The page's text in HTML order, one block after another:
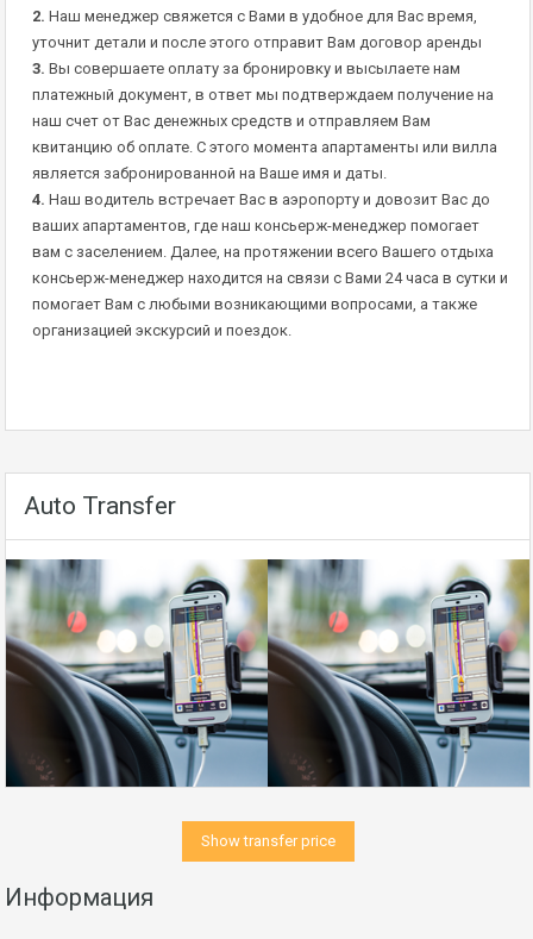
2. Наш менеджер свяжется с Вами в удобное для Вас время,
уточнит детали и после этого отправит Вам договор аренды
3. Вы совершаете оплату за бронировку и высылаете нам
платежный документ, в ответ мы подтверждаем получение на
наш счет от Вас денежных средств и отправляем Вам
квитанцию об оплате. С этого момента апартаменты или вилла
является забронированной на Ваше имя и даты.
4. Наш водитель встречает Вас в аэропорту и довозит Вас до
ваших апартаментов, где наш консьерж-менеджер помогает
вам с заселением. Далее, на протяжении всего Вашего отдыха
консьерж-менеджер находится на связи с Вами 24 часа в сутки и
помогает Вам с любыми возникающими вопросами, а также
организацией экскурсий и поездок.
Auto Transfer
Show transfer price
Информация